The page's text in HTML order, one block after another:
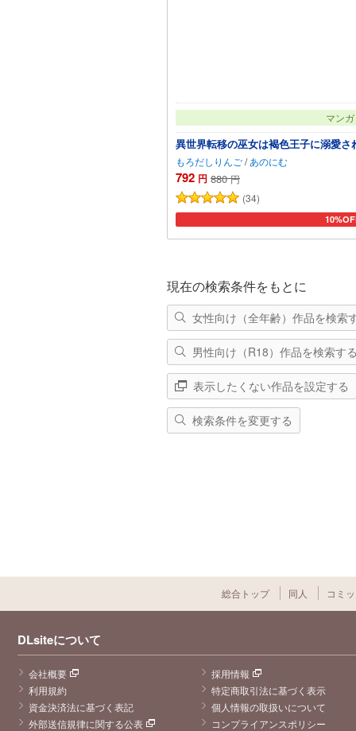
マンガ
異世界転移の巫女は褐色王子に溺愛
もろだしりんご/ あのにむ
792 円 880 円
(34)
カート
現在の検索条件をもとに
女性向け（全年齢）作品を検索
男性向け（R18）作品を検索す
表示したくない作品を設定する
検索条件を変更する
総合トップ 同人 コミ
DLsiteについて
会社概要
採用情報
利用規約
特定商取引法に基づく表示
資金決済法に基づく表記
個人情報の取扱いについて
外部送信規律に関する公表
コンプライアンスポリシー